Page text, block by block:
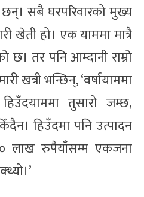
छन्। सबै घरपरिवारको मुख्य
खेती हो। एक याममा मात्रै
छ। तर पनि आम्दानी राम्रो
खत्री भन्छिन्, ‘वर्षायाममा
तुसारो जम्छ,
हिउँदमा पनि उत्पादन
लाख रुपैयाँसम्म एकजना